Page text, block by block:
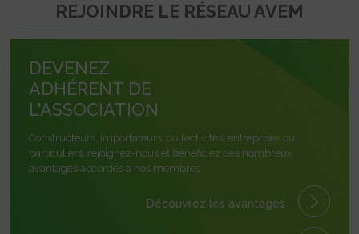
REJOINDRE LE RÉSEAU AVEM
DEVENEZ
ADHÉRENT DE
L'ASSOCIATION
Constructeurs, importateurs, collectivités, entreprises ou
particuliers, rejoignez-nous et bénéficiez des nombreux
avantages accordés à nos membres.
Découvrez les avantages